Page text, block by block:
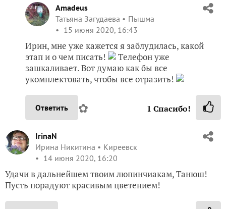
Amadeus
Татьяна Загудаева
Пышма
15 июня 2020, 16:43
Ирин, мне уже кажется я заблудилась, какой
этап и о чем писать!
Телефон уже
зашкаливает. Вот думаю как бы все
укомплектовать, чтобы все отразить!
Ответить ✿ 1 Спасибо!
IrinaN
Ирина Никитина
Киреевск
14 июня 2020, 16:20
Удачи в дальнейшем твоим люпинчиакам, Танюш!
Пусть порадуют красивым цветением!